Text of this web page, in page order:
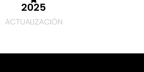
2025
ACTUALIZACIÓN